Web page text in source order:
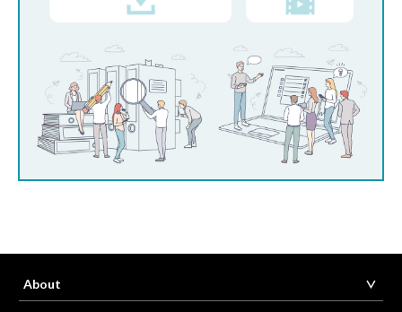
About